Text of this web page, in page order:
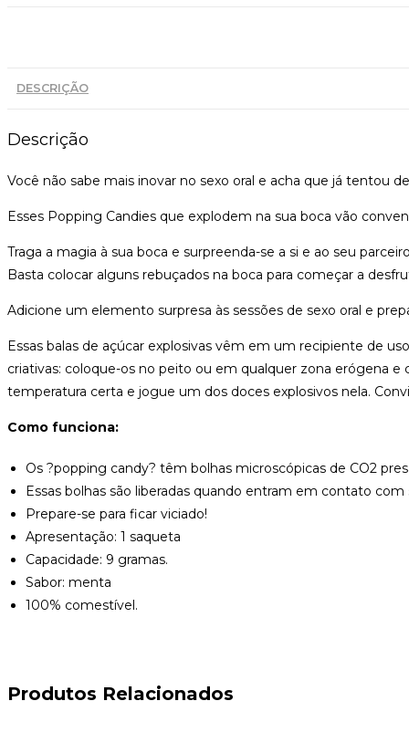
DESCRIÇÃO
Descrição
Você não sabe mais inovar no sexo oral e acha que já tentou
Esses Popping Candies que explodem na sua boca vão
Traga a magia à sua boca e surpreenda-se a si e ao seu
Basta colocar alguns rebuçados na boca para começar a
Adicione um elemento surpresa às sessões de sexo oral e
Essas balas de açúcar explosivas vêm em um recipiente de
criativas: coloque-os no peito ou em qualquer zona erógena
temperatura certa e jogue um dos doces explosivos nela.
Como funciona:
Os ?popping candy? têm bolhas microscópicas de CO2
Essas bolhas são liberadas quando entram em contato
Prepare-se para ficar viciado!
Apresentação: 1 saqueta
Capacidade: 9 gramas.
Sabor: menta
100% comestível.
Produtos Relacionados